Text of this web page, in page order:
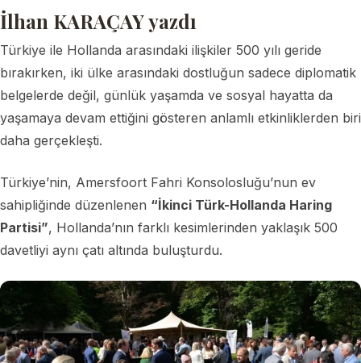
İlhan KARAÇAY yazdı
Türkiye ile Hollanda arasındaki ilişkiler 500 yılı geride
bırakırken, iki ülke arasındaki dostluğun sadece diplomatik
belgelerde değil, günlük yaşamda ve sosyal hayatta da
yaşamaya devam ettiğini gösteren anlamlı etkinliklerden biri
daha gerçekleşti.
Türkiye’nin, Amersfoort Fahri Konsolosluğu’nun ev
sahipliğinde düzenlenen “İkinci Türk-Hollanda Haring
Partisi”, Hollanda’nın farklı kesimlerinden yaklaşık 500
davetliyi aynı çatı altında buluşturdu.